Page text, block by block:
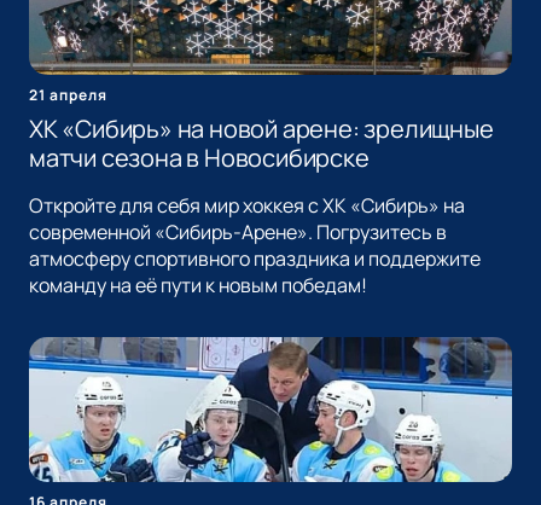
21 апреля
ХК «Сибирь» на новой арене: зрелищные
матчи сезона в Новосибирске
Откройте для себя мир хоккея с ХК «Сибирь» на
современной «Сибирь-Арене». Погрузитесь в
атмосферу спортивного праздника и поддержите
команду на её пути к новым победам!